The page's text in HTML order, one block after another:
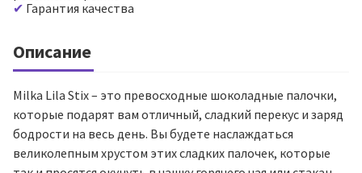
Гарантия качества
Описание
Milka Lila Stix – это превосходные шоколадные палочки,
которые подарят вам отличный, сладкий перекус и заряд
бодрости на весь день. Вы будете наслаждаться
великолепным хрустом этих сладких палочек, которые